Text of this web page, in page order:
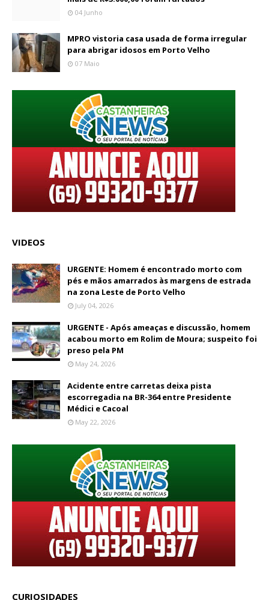
04 Junho
MPRO vistoria casa usada de forma irregular
para abrigar idosos em Porto Velho
07 Maio
VIDEOS
URGENTE: Homem é encontrado morto com
pés e mãos amarrados às margens de estrada
na zona Leste de Porto Velho
July 04, 2026
URGENTE - Após ameaças e discussão, homem
acabou morto em Rolim de Moura; suspeito foi
preso pela PM
May 24, 2026
Acidente entre carretas deixa pista
escorregadia na BR-364 entre Presidente
Médici e Cacoal
May 22, 2026
CURIOSIDADES